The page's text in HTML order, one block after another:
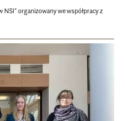
NSI” organizowany we współpracy z